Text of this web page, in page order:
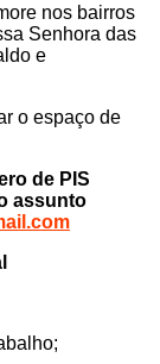
nos bairros
Senhora das
e
o espaço de
de PIS
assunto